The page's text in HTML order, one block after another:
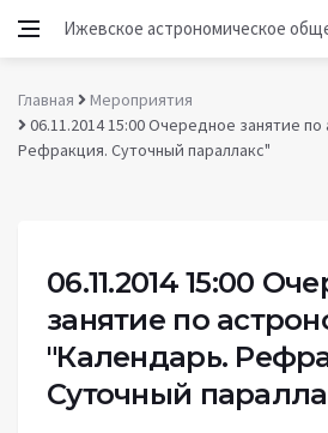
Ижевское астрономическое
Главная
Мероприятия
06.11.2014 15:00 Очередное занятие
Рефракция. Суточный параллакс"
06.11.2014 15:00
занятие по
"Календарь.
Суточный